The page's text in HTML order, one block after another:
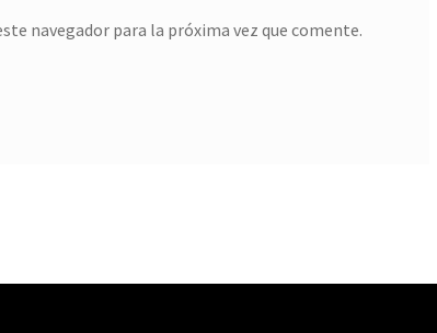
navegador para la próxima vez que comente.